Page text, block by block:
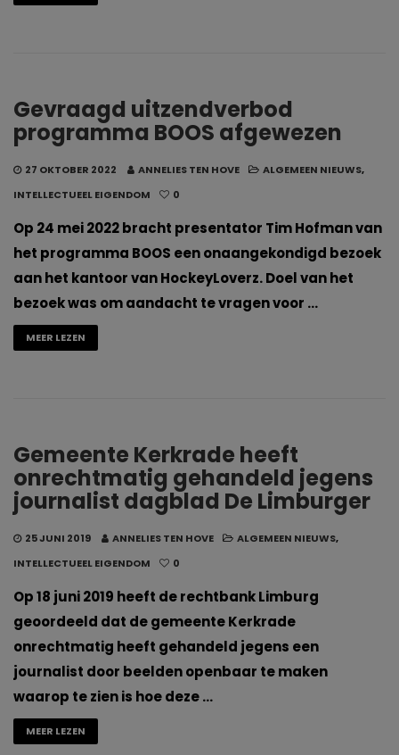
Gevraagd uitzendverbod
programma BOOS afgewezen
27 OKTOBER 2022 ANNELIES TEN HOVE ALGEMEEN NIEUWS,
INTELLECTUEEL EIGENDOM
0
Op 24 mei 2022 bracht presentator Tim Hofman van
het programma BOOS een onaangekondigd bezoek
aan het kantoor van HockeyLoverz. Doel van het
bezoek was om aandacht te vragen voor …
MEER LEZEN
Gemeente Kerkrade heeft
onrechtmatig gehandeld jegens
journalist dagblad De Limburger
25 JUNI 2019 ANNELIES TEN HOVE ALGEMEEN NIEUWS,
INTELLECTUEEL EIGENDOM
0
Op 18 juni 2019 heeft de rechtbank Limburg
geoordeeld dat de gemeente Kerkrade
onrechtmatig heeft gehandeld jegens een
journalist door beelden openbaar te maken
waarop te zien is hoe deze …
MEER LEZEN